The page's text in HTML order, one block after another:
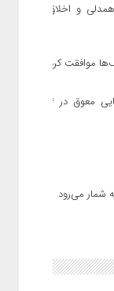
و اخلاق
اطلاعیه آموزش و پرورش درباره امتحانات نهایی معوق در ۴
شمار می‌رود